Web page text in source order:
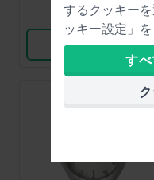
比較
商品を見る
-
するクッキー
ッキー設定」
す